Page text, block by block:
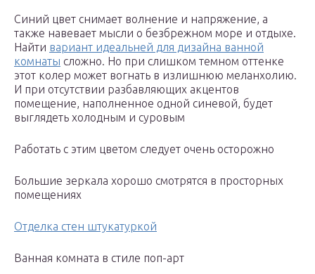
Синий цвет снимает волнение и напряжение, а
также навевает мысли о безбрежном море и отдыхе.
Найти вариант идеальней для дизайна ванной
комнаты сложно. Но при слишком темном оттенке
этот колер может вогнать в излишнюю меланхолию.
И при отсутствии разбавляющих акцентов
помещение, наполненное одной синевой, будет
выглядеть холодным и суровым
Работать с этим цветом следует очень осторожно
Большие зеркала хорошо смотрятся в просторных
помещениях
Отделка стен штукатуркой
Ванная комната в стиле поп-арт